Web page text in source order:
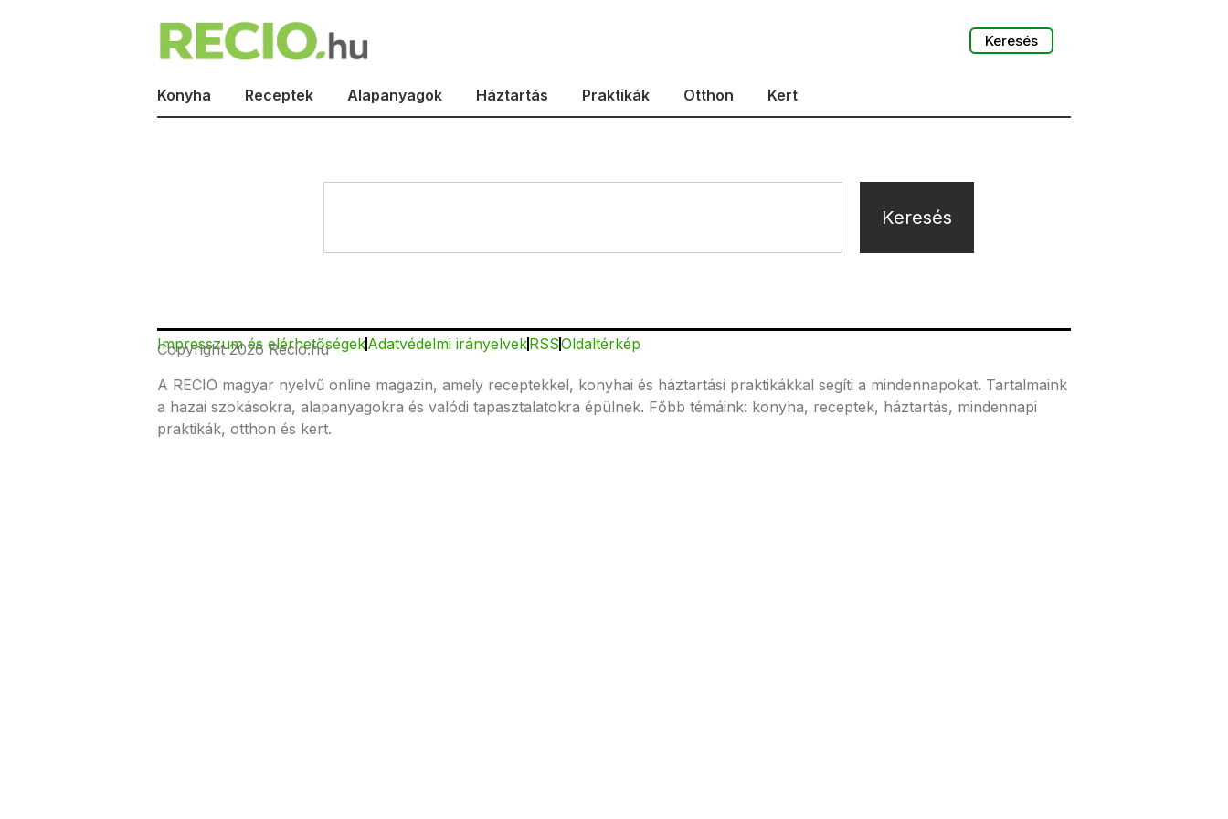
Keresés
Konyha Receptek Alapanyagok Háztartás Praktikák Otthon Kert
Keresés
Impresszum és elérhetőségekAdatvédelmi irányelvekRSSOldaltérkép
Copyright 2026 Recio.hu
A RECIO magyar nyelvű online magazin, amely receptekkel, konyhai és háztartási praktikákkal segíti a mindennapokat. Tartalmaink
a hazai szokásokra, alapanyagokra és valódi tapasztalatokra épülnek. Főbb témáink: konyha, receptek, háztartás, mindennapi
praktikák, otthon és kert.